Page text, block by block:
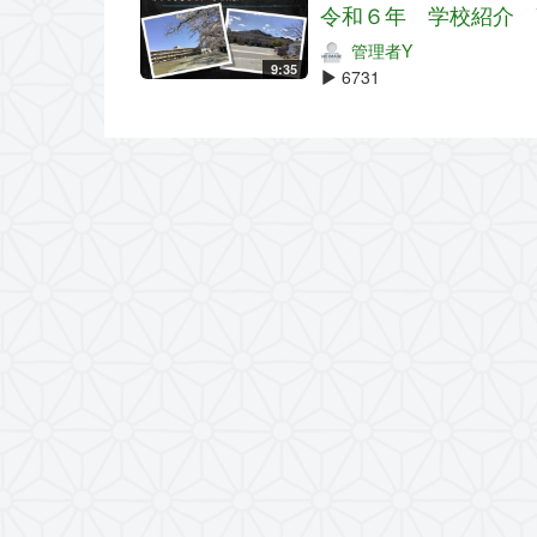
9:35
令和６年 学校紹介
管理者Y
6731